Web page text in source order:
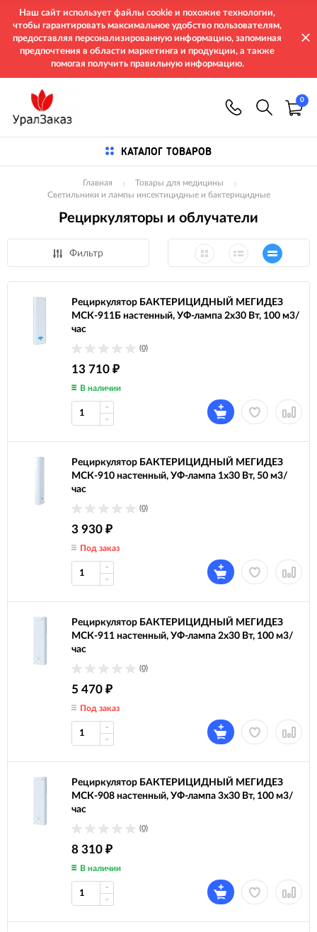
Наш сайт использует файлы cookie и похожие технологии,
чтобы гарантировать максимальное удобство пользователям,
предоставляя персонализированную информацию, запоминая
предпочтения в области маркетинга и продукции, а также
помогая получить правильную информацию.
0
КАТАЛОГ ТОВАРОВ
Главная
Товары для медицины
Светильники и лампы инсектицидные и бактерицидные
Рециркуляторы и облучатели
Фильтр
Рециркулятор БАКТЕРИЦИДНЫЙ МЕГИДЕЗ
МСК-911Б настенный, УФ-лампа 2х30 Вт, 100 м3/
час
(0)
13 710 ₽
В наличии
Рециркулятор БАКТЕРИЦИДНЫЙ МЕГИДЕЗ
МСК-910 настенный, УФ-лампа 1х30 Вт, 50 м3/
час
(0)
3 930 ₽
Под заказ
Рециркулятор БАКТЕРИЦИДНЫЙ МЕГИДЕЗ
МСК-911 настенный, УФ-лампа 2х30 Вт, 100 м3/
час
(0)
5 470 ₽
Под заказ
Рециркулятор БАКТЕРИЦИДНЫЙ МЕГИДЕЗ
МСК-908 настенный, УФ-лампа 3х30 Вт, 100 м3/
час
(0)
8 310 ₽
В наличии